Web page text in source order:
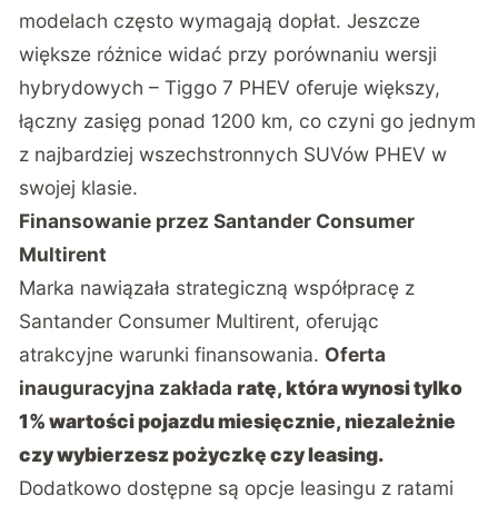
modelach często wymagają dopłat. Jeszcze
większe różnice widać przy porównaniu wersji
hybrydowych – Tiggo 7 PHEV oferuje większy,
łączny zasięg ponad 1200 km, co czyni go jednym
z najbardziej wszechstronnych SUVów PHEV w
swojej klasie.
Finansowanie przez Santander Consumer
Multirent
Marka nawiązała strategiczną współpracę z
Santander Consumer Multirent, oferując
atrakcyjne warunki finansowania. Oferta
inauguracyjna zakładaratę, która wynosi tylko
1% wartości pojazdu miesięcznie, niezależnie
czy wybierzesz pożyczkę czy leasing.
Dodatkowo dostępne są opcje leasingu z ratami